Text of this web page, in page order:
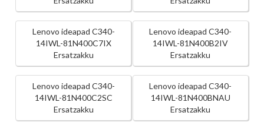
Lenovo ideapad C340-
14IWL-81N400C7IX
Ersatzakku
Lenovo ideapad C340-
14IWL-81N400B2IV
Ersatzakku
Lenovo ideapad C340-
14IWL-81N400C2SC
Ersatzakku
Lenovo ideapad C340-
14IWL-81N400BNAU
Ersatzakku